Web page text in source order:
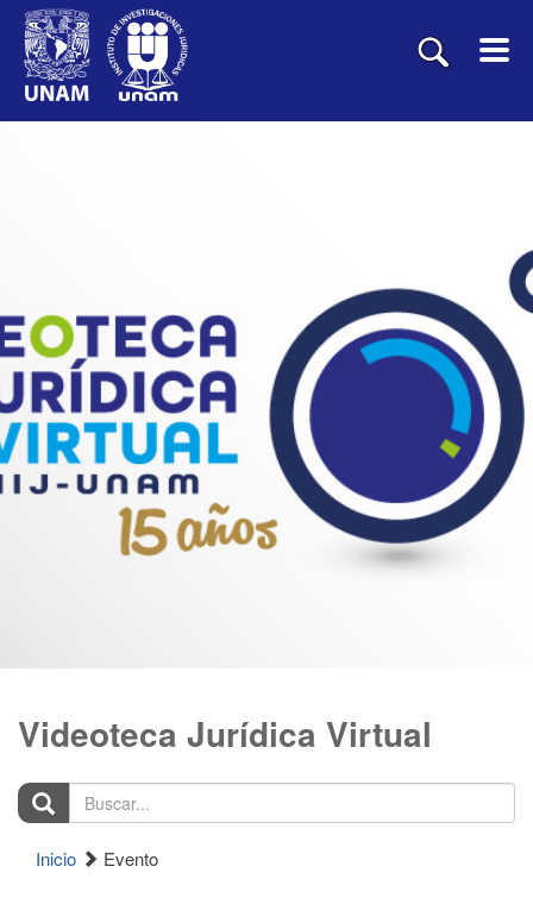
Videoteca Jurídica Virtual
Buscar...
Inicio Evento